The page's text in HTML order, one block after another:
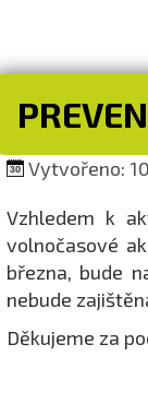
Vytvořeno:
Vzhledem k
volnočasové
března, bude
nebude
Děkujeme za